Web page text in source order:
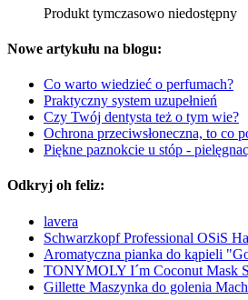
Produkt tymczasowo niedostępny
Nowe artykułu na blogu:
Co warto wiedzieć o perfumach?
Praktyczny system uzupełnień
Czy Twój dentysta też o tym wie?
Ochrona przeciwsłoneczna, to co
Piękne paznokcie u stóp -
Odkryj oh feliz:
lavera
Schwarzkopf Professional OSiS
Aromatyczna pianka do kąpieli
TONYMOLY I´m Coconut Mask
Gillette Maszynka do golenia